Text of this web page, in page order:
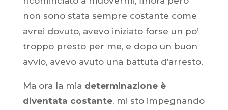
non sono stata sempre costante come
avrei dovuto, avevo iniziato forse un po’
troppo presto per me, e dopo un buon
avvio, avevo avuto una battuta d’arresto.
Ma ora la mia determinazione è
diventata costante, mi sto impegnando